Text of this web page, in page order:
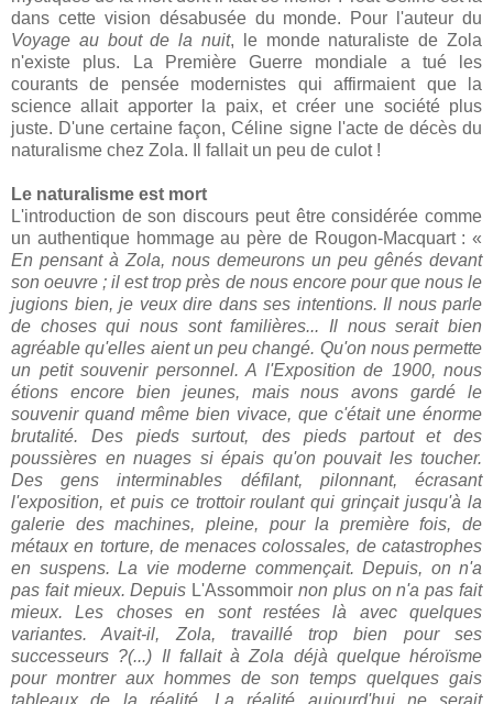
dans cette vision désabusée du monde. Pour l'auteur du
Voyage au bout de la nuit, le monde naturaliste de Zola
n'existe plus. La Première Guerre mondiale a tué les
courants de pensée modernistes qui affirmaient que la
science allait apporter la paix, et créer une société plus
juste. D'une certaine façon, Céline signe l'acte de décès du
naturalisme chez Zola. Il fallait un peu de culot !
Le naturalisme est mort
L'introduction de son discours peut être considérée comme
un authentique hommage au père de Rougon-Macquart : «
En pensant à Zola, nous demeurons un peu gênés devant
son oeuvre ; il est trop près de nous encore pour que nous le
jugions bien, je veux dire dans ses intentions. Il nous parle
de choses qui nous sont familières... Il nous serait bien
agréable qu'elles aient un peu changé. Qu'on nous permette
un petit souvenir personnel. A l'Exposition de 1900, nous
étions encore bien jeunes, mais nous avons gardé le
souvenir quand même bien vivace, que c'était une énorme
brutalité. Des pieds surtout, des pieds partout et des
poussières en nuages si épais qu'on pouvait les toucher.
Des gens interminables défilant, pilonnant, écrasant
l'exposition, et puis ce trottoir roulant qui grinçait jusqu'à la
galerie des machines, pleine, pour la première fois, de
métaux en torture, de menaces colossales, de catastrophes
en suspens. La vie moderne commençait. Depuis, on n'a
pas fait mieux. Depuis L'Assommoir non plus on n'a pas fait
mieux. Les choses en sont restées là avec quelques
variantes. Avait-il, Zola, travaillé trop bien pour ses
successeurs ?(...) Il fallait à Zola déjà quelque héroïsme
pour montrer aux hommes de son temps quelques gais
tableaux de la réalité. La réalité aujourd'hui ne serait